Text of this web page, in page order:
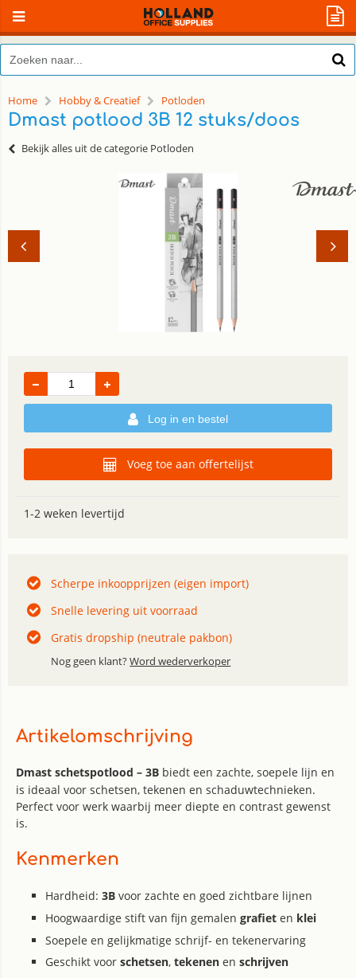
Home Hobby & Creatief Potloden
Dmast potlood 3B 12 stuks/doos
Bekijk alles uit de categorie Potloden
Log in en bestel
Voeg toe aan offertelijst
1-2 weken levertijd
Scherpe inkoopprijzen (eigen import)
Snelle levering uit voorraad
Gratis dropship (neutrale pakbon)
Nog geen klant?Word wederverkoper
Artikelomschrijving
Dmast schetspotlood – 3B biedt een zachte, soepele lijn en
is ideaal voor schetsen, tekenen en schaduwtechnieken.
Perfect voor werk waarbij meer diepte en contrast gewenst
is.
Kenmerken
Hardheid: 3B voor zachte en goed zichtbare lijnen
Hoogwaardige stift van fijn gemalen grafiet en klei
Soepele en gelijkmatige schrijf- en tekenervaring
Geschikt voor schetsen, tekenen en schrijven